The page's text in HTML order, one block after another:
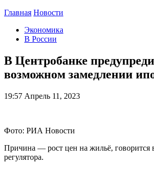
Главная Новости
Экономика
В России
В Центробанке
возможном замедлении
19:57 Апрель 11, 2023
Фото: РИА Новости
Причина — рост цен на жильё, говорится
регулятора.